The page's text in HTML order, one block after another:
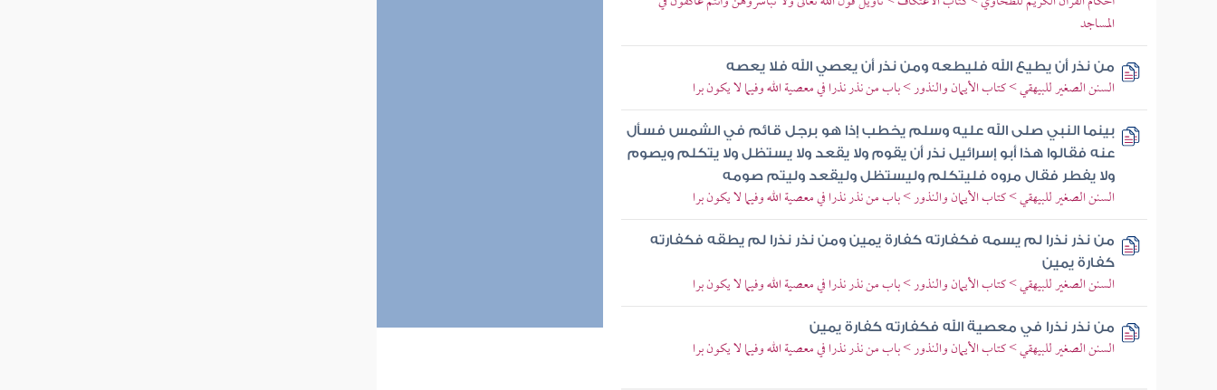
المساجد
من نذر أن يطيع الله فليطعه ومن نذر أن يعصي الله فلا يعصه
السنن الصغير للبيهقي > كتاب الأيمان والنذور > باب من نذر نذرا في معصية الله وفيما لا يكون برا
بينما النبي صلى الله عليه وسلم يخطب إذا هو برجل قائم في الشمس فسأل
عنه فقالوا هذا أبو إسرائيل نذر أن يقوم ولا يقعد ولا يستظل ولا يتكلم ويصوم
ولا يفطر فقال مروه فليتكلم وليستظل وليقعد وليتم صومه
السنن الصغير للبيهقي > كتاب الأيمان والنذور > باب من نذر نذرا في معصية الله وفيما لا يكون برا
من نذر نذرا لم يسمه فكفارته كفارة يمين ومن نذر نذرا لم يطقه فكفارته
كفارة يمين
السنن الصغير للبيهقي > كتاب الأيمان والنذور > باب من نذر نذرا في معصية الله وفيما لا يكون برا
من نذر نذرا في معصية الله فكفارته كفارة يمين
السنن الصغير للبيهقي > كتاب الأيمان والنذور > باب من نذر نذرا في معصية الله وفيما لا يكون برا